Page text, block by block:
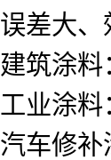
误差大
建筑涂
工业涂
汽车修